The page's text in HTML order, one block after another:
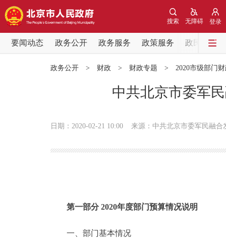
登录
无障碍
搜索
要闻动态 政务公开 政务服务 政策服务
政民互动
政务公开 > 财政 > 财政专题 > 2020市级部门
中共北京市委军
日期：2020-02-21 10:00 来源：中共北京市委军民融合
第一部分 2020年度部门预算情况说明
一、部门基本情况